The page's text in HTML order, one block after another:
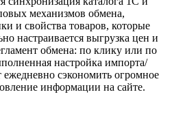
механизмов обмена,
и свойства товаров, которые
настраивается выгрузка цен и
обмена: по клику или по
настройка импорта/
ежедневно сэкономить огромное
информации на сайте.